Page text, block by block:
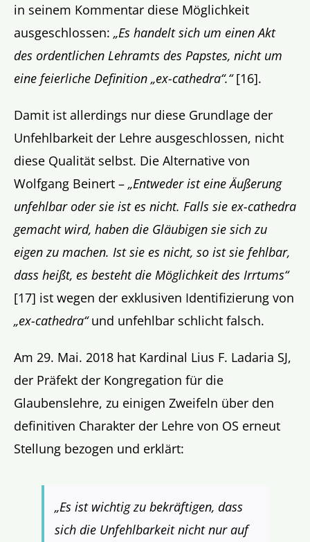
in seinem Kommentar diese Möglichkeit
ausgeschlossen: „Es handelt sich um einen Akt
des ordentlichen Lehramts des Papstes, nicht um
eine feierliche Definition „ex-cathedra“.“[16].
Damit ist allerdings nur diese Grundlage der
Unfehlbarkeit der Lehre ausgeschlossen, nicht
diese Qualität selbst. Die Alternative von
Wolfgang Beinert – „Entweder ist eine Äußerung
unfehlbar oder sie ist es nicht. Falls sie ex-cathedra
gemacht wird, haben die Gläubigen sie sich zu
eigen zu machen. Ist sie es nicht, so ist sie fehlbar,
dass heißt, es besteht die Möglichkeit des Irrtums“
[17] ist wegen der exklusiven Identifizierung von
„ex-cathedra“und unfehlbar schlicht falsch.
Am 29. Mai. 2018 hat Kardinal Lius F. Ladaria SJ,
der Präfekt der Kongregation für die
Glaubenslehre, zu einigen Zweifeln über den
definitiven Charakter der Lehre von OS erneut
Stellung bezogen und erklärt:
„Es ist wichtig zu bekräftigen, dass
sich die Unfehlbarkeit nicht nur auf